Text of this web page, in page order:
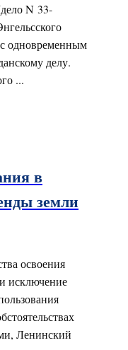
N 33-
с одновременным
делу.
...
в
земли
освоения
исключение
Ленинский